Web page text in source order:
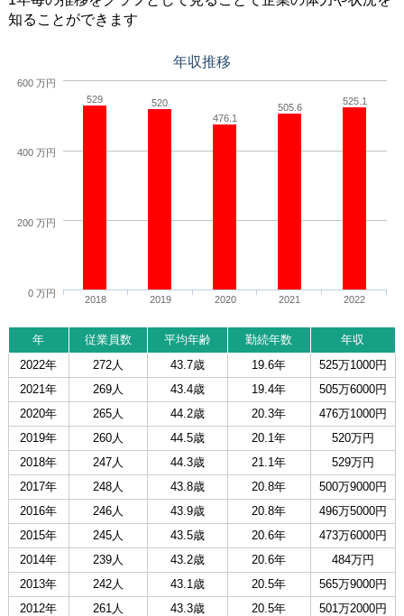
知ることができます
年収推移
529
520
476.1
505.6
525.1
2018 2019 2020 2021 2022
0 万円
200 万円
400 万円
600 万円
年 従業員数 平均年齢 勤続年数
年収
2022年
272人 43.7歳 19.6年
525万1000円
2021年
269人 43.4歳 19.4年
505万6000円
2020年
265人 44.2歳 20.3年
476万1000円
2019年
260人 44.5歳 20.1年
520万円
2018年
247人 44.3歳 21.1年
529万円
2017年
248人 43.8歳 20.8年
500万9000円
2016年
246人 43.9歳 20.8年
496万5000円
2015年
245人 43.5歳 20.6年
473万6000円
2014年
239人 43.2歳 20.6年
484万円
2013年
242人 43.1歳 20.5年
565万9000円
2012年
261人 43.3歳 20.5年
501万2000円